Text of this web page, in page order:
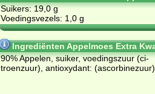
Suikers: 19,0 g
Voedingsvezels: 1,0 g
Ingrediënten Appelmoes Extra
90% Ap­pe­len, sui­ker, voe­dings­zuur (ci­
troen­zuur), an­ti­oxy­dant: